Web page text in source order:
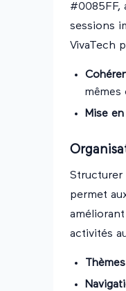
#0085FF,
sessions
VivaTech
mêmes
Mise
Structurer
permet
activités